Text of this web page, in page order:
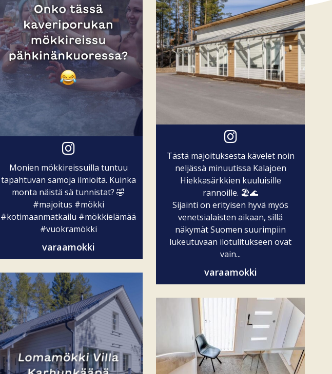
Monien mökkireissuilla tuntuu
tapahtuvan samoja ilmiöitä. Kuinka
monta näistä sä tunnistat? 🤣
#majoitus #mökki
#kotimaanmatkailu #mökkielämää
#vuokramökki
varaamokki
Tästä majoituksesta kävelet noin
neljässä minuutissa Kalajoen
Hiekkasärkkien kuuluisille
rannoille. 🏖️🌊
Sijainti on erityisen hyvä myös
venetsialaisten aikaan, sillä
näkymät Suomen suurimpiin
lukeutuvaan ilotulitukseen ovat
vain...
varaamokki